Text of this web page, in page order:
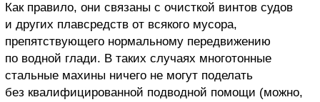
Как правило, они связаны с очисткой винтов судов
и других плавсредств от всякого мусора,
препятствующего нормальному передвижению
по водной глади. В таких случаях многотонные
стальные махины ничего не могут поделать
без квалифицированной подводной помощи (можно,